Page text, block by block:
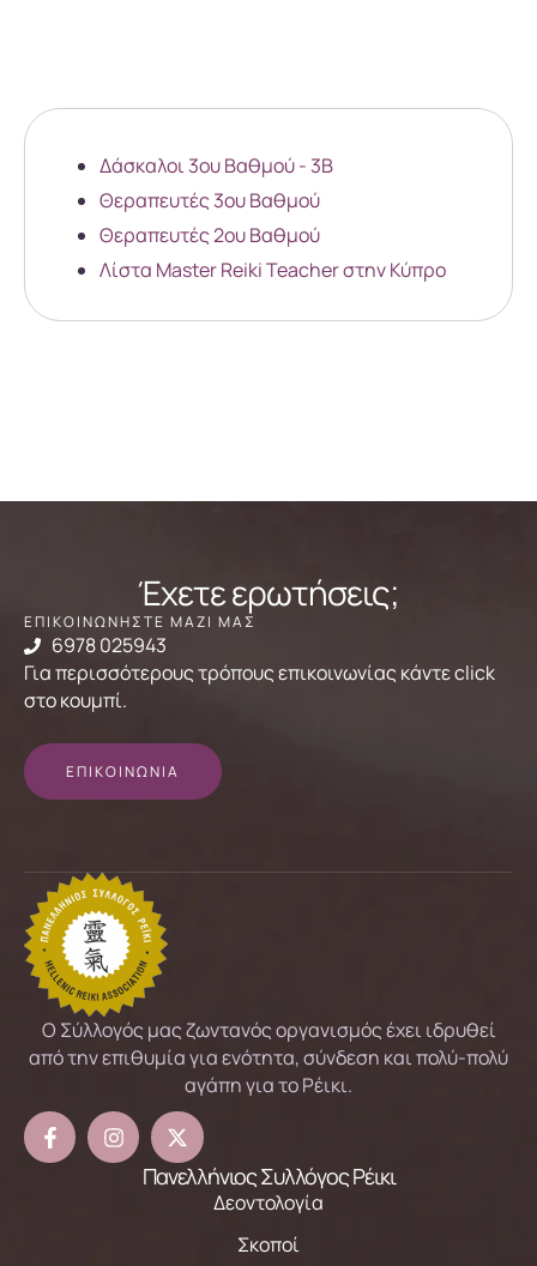
Δάσκαλοι 3ου Βαθμού - 3B
Θεραπευτές 3ου Βαθμού
Θεραπευτές 2ου Βαθμού
Λίστα Master Reiki Teacher στην Κύπρο
Έχετε ερωτήσεις;
ΕΠΙΚΟΙΝΩΝΗΣΤΕ ΜΑΖΙ ΜΑΣ
6978 025943
Για περισσότερους τρόπους επικοινωνίας κάντε click
στο κουμπί.
ΕΠΙΚΟΙΝΩΝΙΑ
Ο Σύλλογός μας ζωντανός οργανισμός έχει ιδρυθεί
από την επιθυμία για ενότητα, σύνδεση και πολύ-πολύ
αγάπη για το Ρέικι.
Πανελλήνιος Συλλόγος Ρέικι
Δεοντολογία
Σκοποί